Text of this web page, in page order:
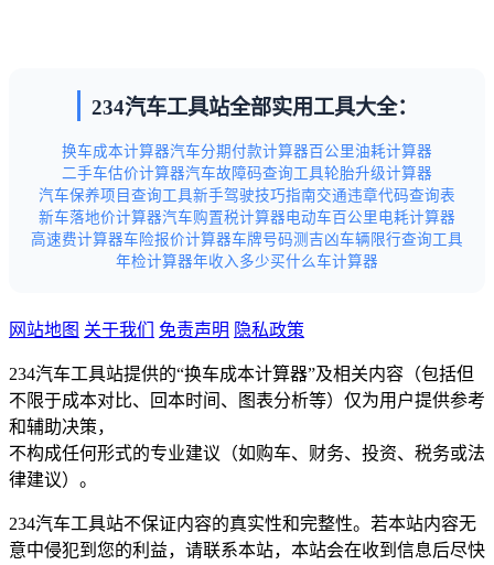
234汽车工具站全部实用工具大全：
换车成本计算器汽车分期付款计算器百公里油耗计算器
二手车估价计算器汽车故障码查询工具轮胎升级计算器
汽车保养项目查询工具新手驾驶技巧指南交通违章代码查询表
新车落地价计算器汽车购置税计算器电动车百公里电耗计算器
高速费计算器车险报价计算器车牌号码测吉凶车辆限行查询工具
年检计算器年收入多少买什么车计算器
网站地图 关于我们 免责声明 隐私政策
234汽车工具站提供的“换车成本计算器”及相关内容（包括但
不限于成本对比、回本时间、图表分析等）仅为用户提供参考
和辅助决策，
不构成任何形式的专业建议（如购车、财务、投资、税务或法
律建议）。
234汽车工具站不保证内容的真实性和完整性。若本站内容无
意中侵犯到您的利益，请联系本站，本站会在收到信息后尽快